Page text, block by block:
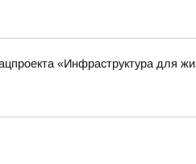
«Инфраструктура для